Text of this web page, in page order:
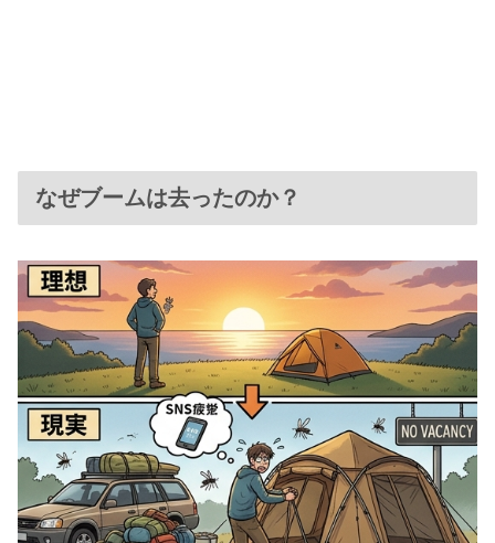
なぜブームは去ったのか？